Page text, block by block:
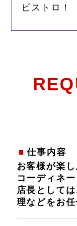
ビストロ！
仕事内容
お客様が楽
コーディネ
店長として
理などをお任